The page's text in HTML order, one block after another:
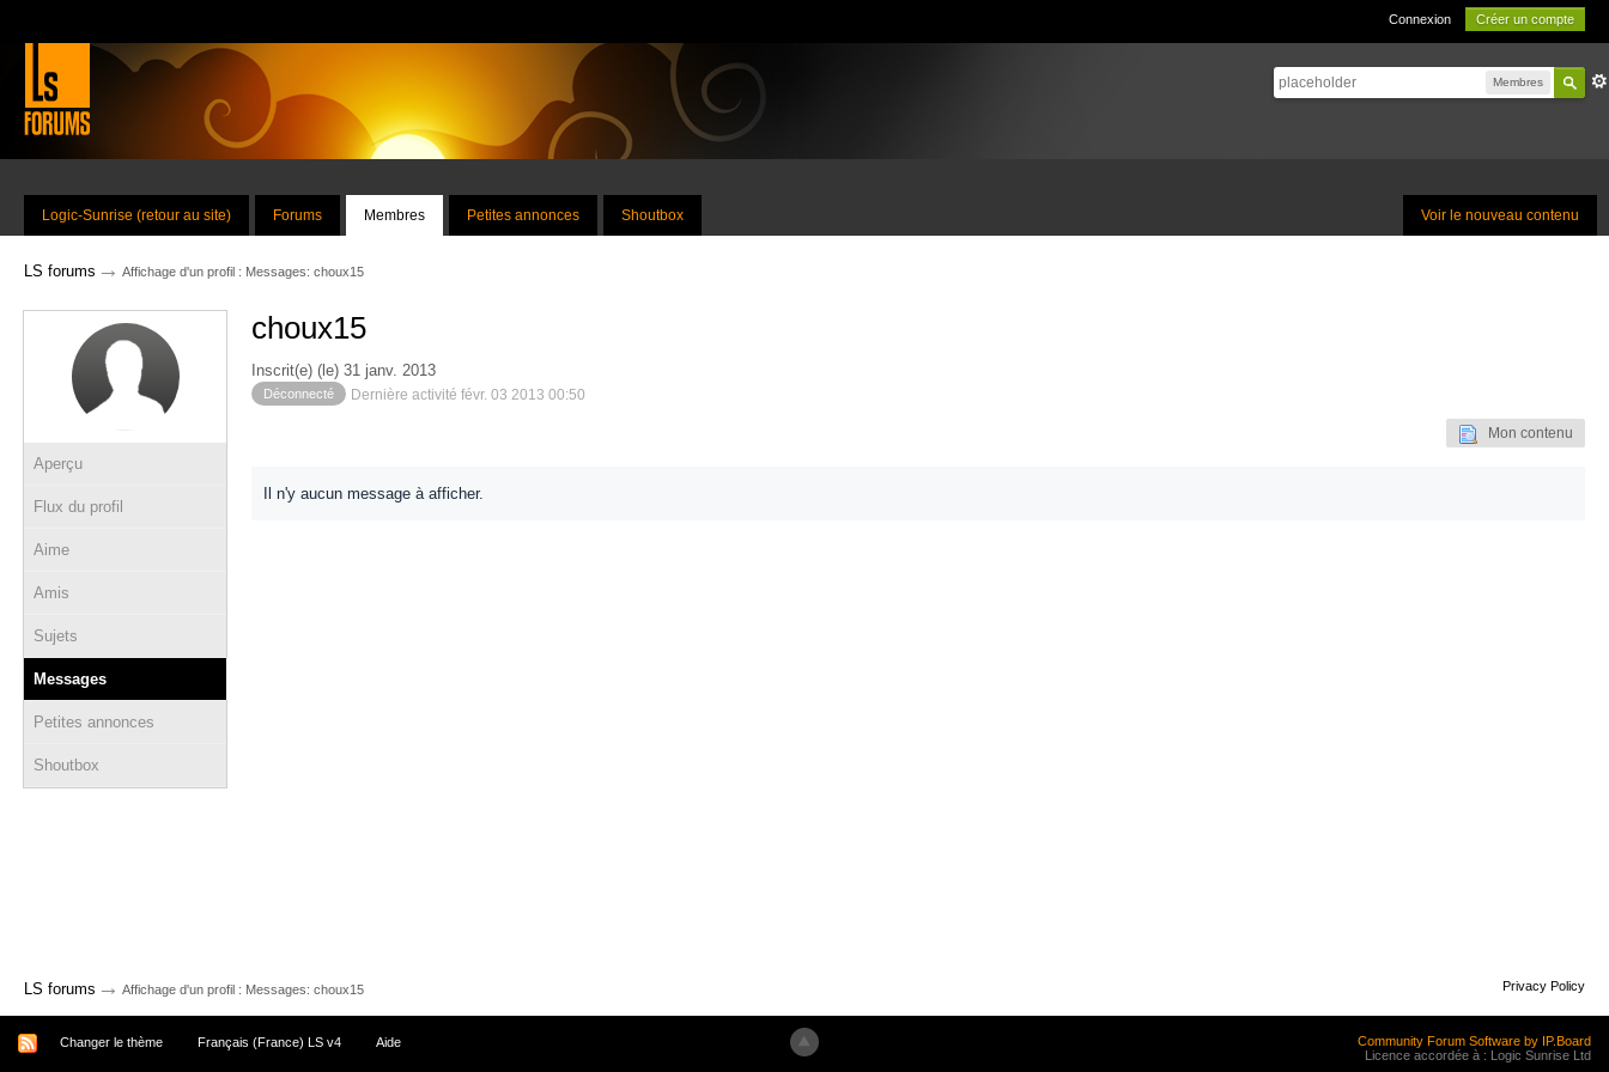
Connexion Créer un compte
Membres
Voir le nouveau contenu
Logic-Sunrise (retour au site) Forums Membres Petites annonces Shoutbox
LS forums → Affichage d'un profil : Messages: choux15
Aperçu
Flux du profil
Aime
Amis
Sujets
Messages
Petites annonces
Shoutbox
choux15
Inscrit(e) (le) 31 janv. 2013
Déconnecté Dernière activité févr. 03 2013 00:50
Mon contenu
Il n'y aucun message à afficher.
LS forums → Affichage d'un profil : Messages: choux15 Privacy Policy
Changer le thème Français (France) LS v4 Aide
Community Forum Software by IP.Board
Licence accordée à : Logic Sunrise Ltd